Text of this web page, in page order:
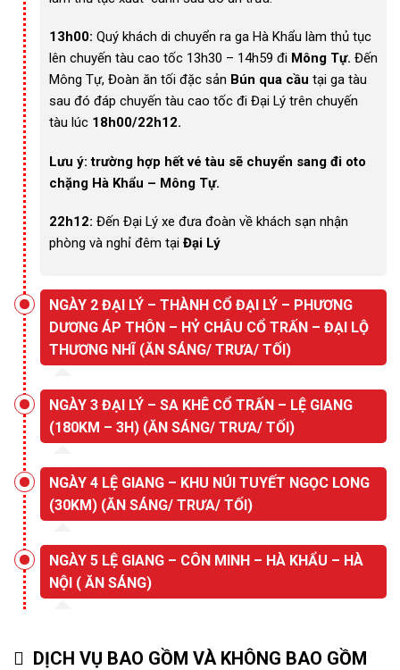
13h00: Quý khách di chuyển ra ga Hà Khẩu làm thủ tục
lên chuyến tàu cao tốc 13h30 – 14h59 đi Mông Tự. Đến
Mông Tự, Đoàn ăn tối đặc sản Bún qua cầu tại ga tàu
sau đó đáp chuyến tàu cao tốc đi Đại Lý trên chuyến
tàu lúc 18h00/22h12.
Lưu ý: trường hợp hết vé tàu sẽ chuyển sang đi oto
chặng Hà Khẩu – Mông Tự.
22h12: Đến Đại Lý xe đưa đoàn về khách sạn nhận
phòng và nghỉ đêm tại Đại Lý
NGÀY 2 ĐẠI LÝ – THÀNH CỔ ĐẠI LÝ – PHƯƠNG
DƯƠNG ÁP THÔN – HỶ CHÂU CỔ TRẤN – ĐẠI LỘ
THƯƠNG NHĨ (ĂN SÁNG/ TRƯA/ TỐI)
NGÀY 3 ĐẠI LÝ – SA KHÊ CỔ TRẤN – LỆ GIANG
(180KM – 3H) (ĂN SÁNG/ TRƯA/ TỐI)
NGÀY 4 LỆ GIANG – KHU NÚI TUYẾT NGỌC LONG
(30KM) (ĂN SÁNG/ TRƯA/ TỐI)
NGÀY 5 LỆ GIANG – CÔN MINH – HÀ KHẨU – HÀ
NỘI ( ĂN SÁNG)
DỊCH VỤ BAO GỒM VÀ KHÔNG BAO GỒM